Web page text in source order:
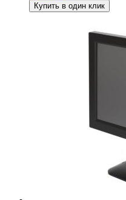
Купить в один клик